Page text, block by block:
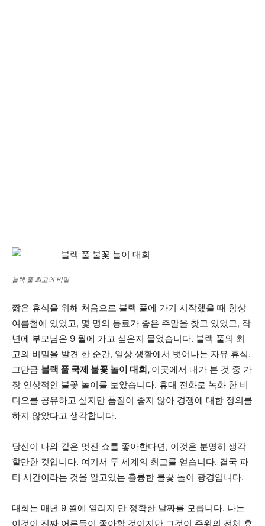
블랙 풀 최고의 비밀
짧은 휴식을 위해 처음으로 블랙 풀에 가기 시작했을 때 항상
여름철에 있었고, 몇 명의 동료가 좋은 주말을 찾고 있었고, 작
년에 부모님은 9 월에 가고 싶은지 물었습니다. 블랙 풀의 최
고의 비밀을 발견 한 순간, 일상 생활에서 벗어나는 자유 휴식.
그만큼 블랙 풀 국제 불꽃 놀이 대회, 이곳에서 내가 본 것 중 가
장 인상적인 불꽃 놀이를 보았습니다. 휴대 전화로 녹화 한 비
디오를 공유하고 싶지만 품질이 좋지 않아 경쟁에 대한 정의를
하지 않았다고 생각합니다.
당신이 나와 같은 멋진 쇼를 좋아한다면, 이것은 분명히 생각
할만한 것입니다. 여기서 두 세계의 최고를 얻습니다. 결국 파
티 시간이라는 것을 알고있는 훌륭한 불꽃 놀이 광경입니다.
대회는 매년 9 월에 열리지 만 정확한 날짜를 모릅니다. 나는
이것이 진짜 어른들이 좋아할 것이지만 그것이 주위의 전체 휴